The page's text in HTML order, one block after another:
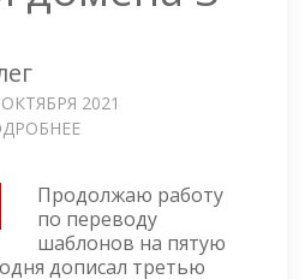
2021
СРОК
ДЕЙСТВИЯ
ДОМЕНА
Продолжаю работу
по переводу
шаблонов на пятую
дописал третью